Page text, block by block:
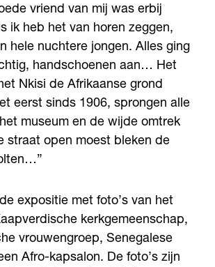
vriend van mij was erbij
ik heb het van horen zeggen,
hele nuchtere jongen. Alles ging
handschoenen aan… Het
Nkisi de Afrikaanse grond
eerst sinds 1906, sprongen alle
museum en de wijde omtrek
straat open moest bleken de
expositie met foto’s van het
kerkgemeenschap,
vrouwengroep, Senegalese
Afro-kapsalon. De foto’s zijn